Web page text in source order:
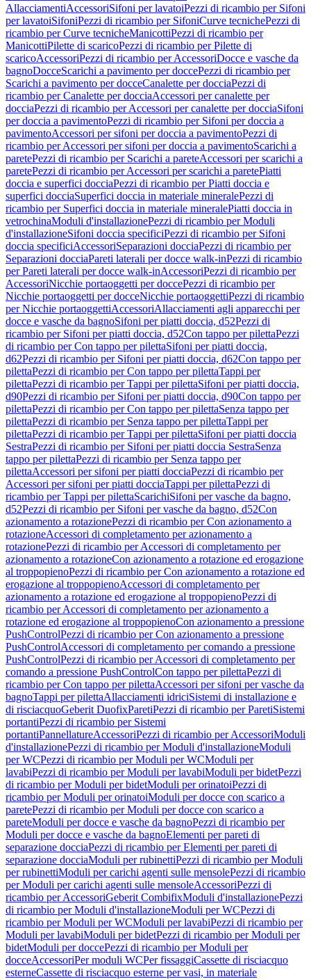
AllacciamentiAccessoriSifoni per lavatoiPezzi di ricambio per Sifoni
per lavatoiSifoniPezzi di ricambio per SifoniCurve tecnichePezzi di
ricambio per Curve tecnicheManicottiPezzi di ricambio per
ManicottiPilette di scaricoPezzi di ricambio per Pilette di
scaricoAccessoriPezzi di ricambio per AccessoriDocce e vasche da
bagnoDocceScarichi a pavimento per doccePezzi di ricambio per
Scarichi a pavimento per docceCanalette per docciaPezzi di
ricambio per Canalette per docciaAccessori per canalette per
docciaPezzi di ricambio per Accessori per canalette per docciaSifoni
per doccia a pavimentoPezzi di ricambio per Sifoni per doccia a
pavimentoAccessori per sifoni per doccia a pavimentoPezzi di
ricambio per Accessori per sifoni per doccia a pavimentoScarichi a
paretePezzi di ricambio per Scarichi a pareteAccessori per scarichi a
paretePezzi di ricambio per Accessori per scarichi a paretePiatti
doccia e superfici docciaPezzi di ricambio per Piatti doccia e
superfici docciaSuperfici doccia in materiale mineralePezzi di
ricambio per Superfici doccia in materiale mineralePiatti doccia in
vetrochinaModuli d'installazionePezzi di ricambio per Moduli
d'installazioneSifoni doccia specificiPezzi di ricambio per Sifoni
doccia specificiAccessoriSeparazioni docciaPezzi di ricambio per
Separazioni docciaPareti laterali per docce walk-inPezzi di ricambio
per Pareti laterali per docce walk-inAccessoriPezzi di ricambio per
AccessoriNicchie portaoggetti per doccePezzi di ricambio per
Nicchie portaoggetti per docceNicchie portaoggettiPezzi di ricambio
per Nicchie portaoggettiAccessoriAllacciamenti agli apparecchi per
docce e vasche da bagnoSifoni per piatti doccia, d52Pezzi di
ricambio per Sifoni per piatti doccia, d52Con tappo per pilettaPezzi
di ricambio per Con tappo per pilettaSifoni per piatti doccia,
d62Pezzi di ricambio per Sifoni per piatti doccia, d62Con tappo per
pilettaPezzi di ricambio per Con tappo per pilettaTappi per
pilettaPezzi di ricambio per Tappi per pilettaSifoni per piatti doccia,
d90Pezzi di ricambio per Sifoni per piatti doccia, d90Con tappo per
pilettaPezzi di ricambio per Con tappo per pilettaSenza tappo per
pilettaPezzi di ricambio per Senza tappo per pilettaTappi per
pilettaPezzi di ricambio per Tappi per pilettaSifoni per piatti doccia
SestraPezzi di ricambio per Sifoni per piatti doccia SestraSenza
tappo per pilettaPezzi di ricambio per Senza tappo per
pilettaAccessori per sifoni per piatti docciaPezzi di ricambio per
Accessori per sifoni per piatti docciaTappi per pilettaPezzi di
ricambio per Tappi per pilettaScarichiSifoni per vasche da bagno,
d52Pezzi di ricambio per Sifoni per vasche da bagno, d52Con
azionamento a rotazionePezzi di ricambio per Con azionamento a
rotazioneAccessori di completamento per azionamento a
rotazionePezzi di ricambio per Accessori di completamento per
azionamento a rotazioneCon azionamento a rotazione ed erogazione
al troppopienoPezzi di ricambio per Con azionamento a rotazione ed
erogazione al troppopienoAccessori di completamento per
azionamento a rotazione ed erogazione al troppopienoPezzi di
ricambio per Accessori di completamento per azionamento a
rotazione ed erogazione al troppopienoCon azionamento a pressione
PushControlPezzi di ricambio per Con azionamento a pressione
PushControlAccessori di completamento per comando a pressione
PushControlPezzi di ricambio per Accessori di completamento per
comando a pressione PushControlCon tappo per pilettaPezzi di
ricambio per Con tappo per pilettaAccessori per sifoni per vasche da
bagnoTappi per pilettaAllacciamenti idriciSistemi di installazione e
di risciacquoGeberit DuofixParetiPezzi di ricambio per ParetiSistemi
portantiPezzi di ricambio per Sistemi
portantiPannellatureAccessoriPezzi di ricambio per AccessoriModuli
d'installazionePezzi di ricambio per Moduli d'installazioneModuli
per WCPezzi di ricambio per Moduli per WCModuli per
lavabiPezzi di ricambio per Moduli per lavabiModuli per bidetPezzi
di ricambio per Moduli per bidetModuli per orinatoiPezzi di
ricambio per Moduli per orinatoiModuli per docce con scarico a
paretePezzi di ricambio per Moduli per docce con scarico a
pareteModuli per docce e vasche da bagnoPezzi di ricambio per
Moduli per docce e vasche da bagnoElementi per pareti di
separazione docciaPezzi di ricambio per Elementi per pareti di
separazione docciaModuli per rubinettiPezzi di ricambio per Moduli
per rubinettiModuli per carichi agenti sulle mensolePezzi di ricambio
per Moduli per carichi agenti sulle mensoleAccessoriPezzi di
ricambio per AccessoriGeberit CombifixModuli d'installazionePezzi
di ricambio per Moduli d'installazioneModuli per WCPezzi di
ricambio per Moduli per WCModuli per lavabiPezzi di ricambio per
Moduli per lavabiModuli per bidetPezzi di ricambio per Moduli per
bidetModuli per doccePezzi di ricambio per Moduli per
docceAccessoriPer moduli WCPer fissaggiCassette di risciacquo
esterneCassette di risciacquo esterne per vasi, in materiale